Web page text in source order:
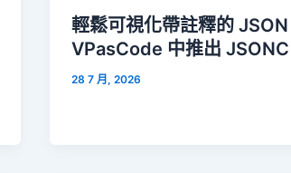
輕鬆可視化帶註釋的 JSON
VPasCode 中推出
28 7 月, 2026